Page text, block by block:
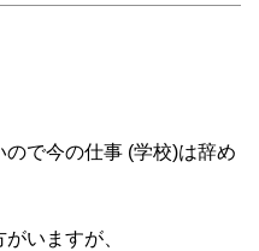
ので今の仕事 (学校)は辞め
いますが、